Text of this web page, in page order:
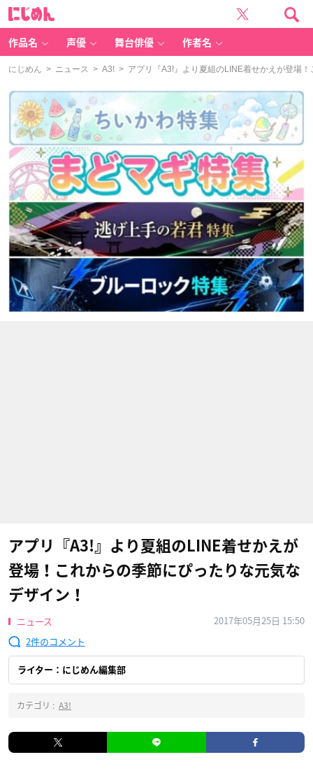
作品名 声優 舞台俳優 作者名
にじめん > ニュース > A3! > アプリ『A3!』より夏組のLINE着せかえが登場
アプリ『A3!』より夏組のLINE着せかえが
登場！これからの季節にぴったりな元気な
デザイン！
ニュース
2017年05月25日 15:50
2
ライター：にじめん編集部
カテゴリ : A3!